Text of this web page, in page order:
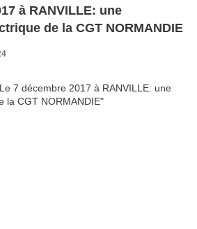
à RANVILLE: une
de la CGT NORMANDIE